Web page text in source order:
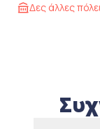
Δες άλλες